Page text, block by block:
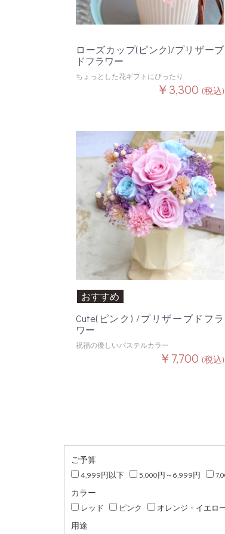
ローズカップ(ピンク)/プリザーブ
ドフラワー
ちょっとした花ギフトにぴったり
￥3,300 (税込)
おすすめ
Cute(ピンク) /プリザーブドフラ
ワー
祝福の優しいパステルカラー
￥7,700 (税込)
ご予算
4,999円以下 5,000円～6,999円
カラー
レッド ピンク オレンジ・イエロ
用途